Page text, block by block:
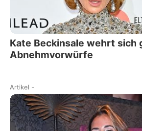
Kate Beckinsale wehrt sich
Abnehmvorwürfe
Artikel -